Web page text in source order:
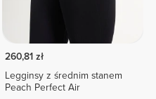
260,81 zł
Legginsy z średnim stanem
Peach Perfect Air